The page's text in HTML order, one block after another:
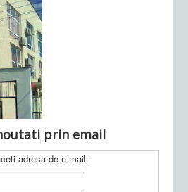
04.11.2022 -
Mehedinți
prin email
adresa de e-mail: